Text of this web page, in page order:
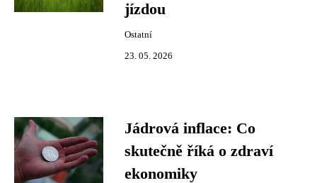
jízdou
Ostatní
23. 05. 2026
Jádrová inflace: Co
skutečně říká o zdraví
ekonomiky